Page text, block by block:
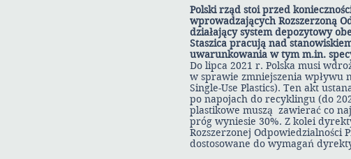
Polski rząd stoi przed
wprowadzających Rozszerzoną
działający system depozytowy
Staszica pracują nad
uwarunkowania w tym m.in.
Do lipca 2021 r. Polska musi
w sprawie zmniejszenia
Single-Use Plastics). Ten akt
po napojach do recyklingu (do
plastikowe muszą zawierać co
próg wyniesie 30%. Z kolei
Rozszerzonej Odpowiedzialności
dostosowane do wymagań